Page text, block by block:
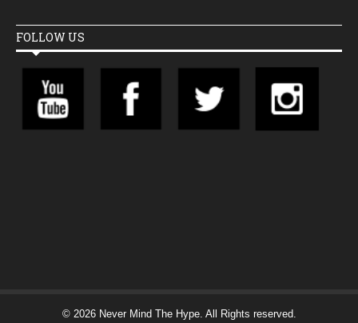
FOLLOW US
© 2026 Never Mind The Hype. All Rights reserved.